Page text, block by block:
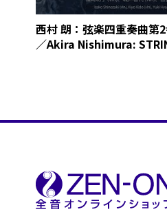
西村 朗：弦楽四重奏曲第2
／Akira Nishimura: